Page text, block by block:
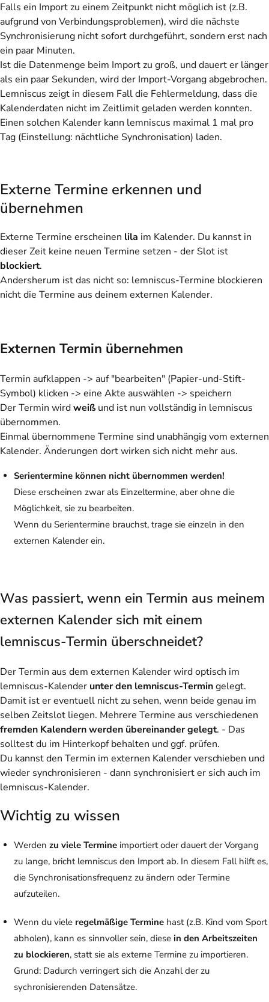
Falls ein Import zu einem Zeitpunkt nicht möglich ist (z.B.
aufgrund von Verbindungsproblemen), wird die nächste
Synchronisierung nicht sofort durchgeführt, sondern erst nach
ein paar Minuten.
Ist die Datenmenge beim Import zu groß, und dauert er länger
als ein paar Sekunden, wird der Import-Vorgang abgebrochen.
Lemniscus zeigt in diesem Fall die Fehlermeldung, dass die
Kalenderdaten nicht im Zeitlimit geladen werden konnten.
Einen solchen Kalender kann lemniscus maximal 1 mal pro
Tag (Einstellung: nächtliche Synchronisation) laden.
Externe Termine erkennen und
übernehmen
Externe Termine erscheinen lila im Kalender. Du kannst in
dieser Zeit keine neuen Termine setzen - der Slot ist
blockiert.
Andersherum ist das nicht so: lemniscus-Termine blockieren
nichtdie Termine aus deinem externen Kalender.
Externen Termin übernehmen
Termin aufklappen -> auf "bearbeiten" (Papier-und-Stift-
Symbol) klicken -> eine Akte auswählen -> speichern
Der Termin wirdweiß und ist nun vollständig in lemniscus
übernommen.
Einmal übernommene Termine sind unabhängig vom externen
Kalender. Änderungen dort wirken sich nicht mehr aus.
Serientermine können nicht übernommen werden!
Diese erscheinen zwar als Einzeltermine, aber ohne die
Möglichkeit, sie zu bearbeiten.
Wenn du Serientermine brauchst, trage sie einzeln in den
externen Kalender ein.
Was passiert, wenn ein Termin aus meinem
externen Kalender sich mit einem
lemniscus-Termin überschneidet?
Der Termin aus dem externen Kalender wird optisch im
lemniscus-Kalender unter den lemniscus-Termingelegt.
Damit ist er eventuell nicht zu sehen, wenn beide genau im
selben Zeitslot liegen. Mehrere Termine aus verschiedenen
fremden Kalendern werden übereinander gelegt. - Das
solltest du im Hinterkopf behalten und ggf. prüfen.
Du kannst den Termin im externen Kalender verschieben und
wieder synchronisieren - dann synchronisiert er sich auch im
lemniscus-Kalender.
Wichtig zu wissen
Werden zu viele Termineimportiert oder dauert der Vorgang
zu lange, bricht lemniscus den Import ab. In diesem Fall hilft es,
die Synchronisationsfrequenz zu ändern oder Termine
aufzuteilen.
Wenn du viele regelmäßige Terminehast (z.B. Kind vom Sport
abholen), kann es sinnvoller sein, diese in den Arbeitszeiten
zu blockieren, statt sie als externe Termine zu importieren.
Grund: Dadurch verringert sich die Anzahl der zu
sychronisierenden Datensätze.